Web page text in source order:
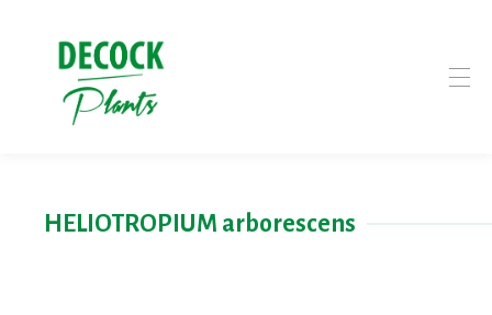
HELIOTROPIUM arborescens